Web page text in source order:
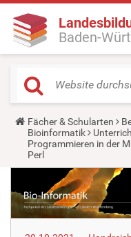
Baden-
Y
o
u
a
r
e
r
e
Fächer & Schularten
Bioinformatik
Programmieren in der
Perl